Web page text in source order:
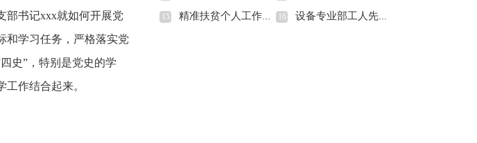
部书记xxx就如何开展党
和学习任务，严格落实党
史”，特别是党史的学
作结合起来。
15 精准扶贫个人工作总结(全文共28430字) 16 设备专业部工人先锋号事迹材料(全文共1541字)